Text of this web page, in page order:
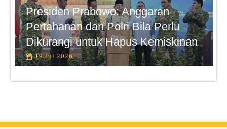
Presiden Prabowo: Anggaran
Pertahanan dan Polri Bila Perlu
Dikurangi untuk Hapus Kemiskinan
19 Jul 2026